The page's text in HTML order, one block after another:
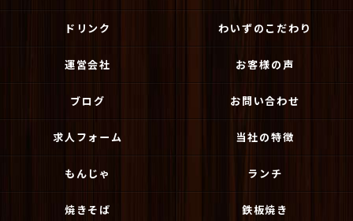
ドリンク わいずのこだわり
運営会社 お客様の声
ブログ お問い合わせ
求人フォーム 当社の特徴
もんじゃ ランチ
焼きそば 鉄板焼き